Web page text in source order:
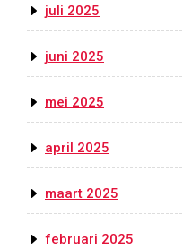
juli 2025
juni 2025
mei 2025
april 2025
maart 2025
februari 2025